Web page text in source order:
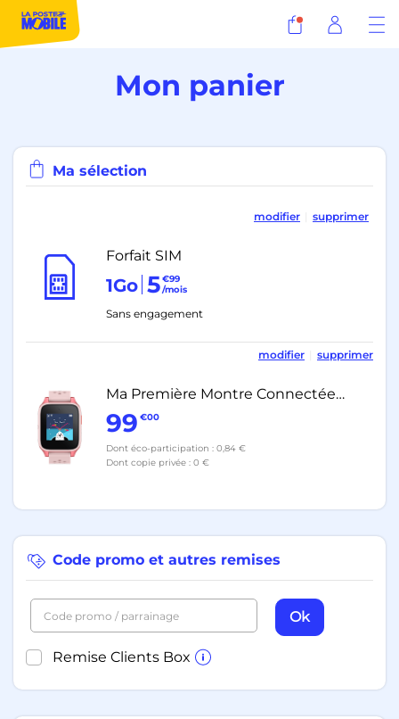
Mon panier
Ma sélection
modifier supprimer
Forfait SIM
1Go 5€99
/mois
Sans engagement
modifier supprimer
Ma Première Montre Connectée
Rose 4G
99 €00
Dont éco-participation : 0,84 €
Dont copie privée : 0 €
Code promo et autres remises
Code promo / parrainage Ok
Remise Clients Box